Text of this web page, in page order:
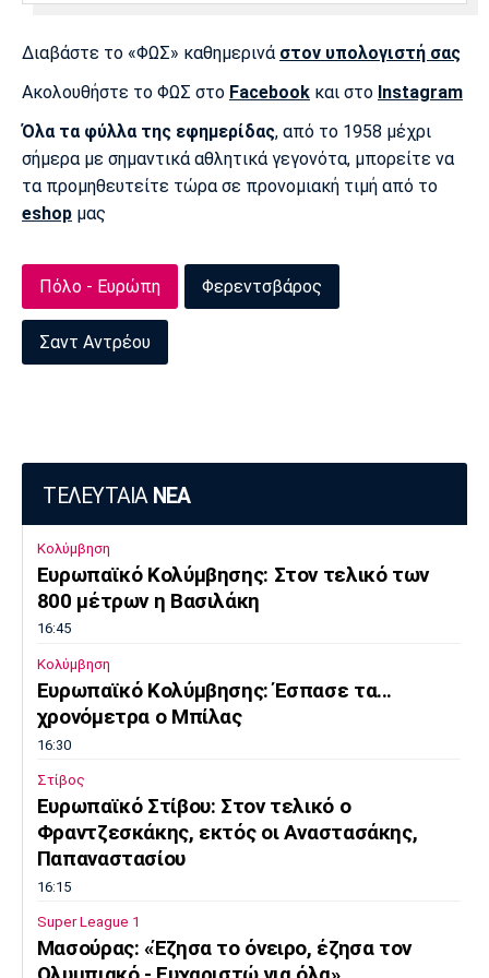
Διαβάστε το «ΦΩΣ» καθημερινά στον υπολογιστή σας
Ακολουθήστε το ΦΩΣ στο Facebook και στο Instagram
Όλα τα φύλλα της εφημερίδας, από το 1958 μέχρι
σήμερα με σημαντικά αθλητικά γεγονότα, μπορείτε να
τα προμηθευτείτε τώρα σε προνομιακή τιμή από το
eshop μας
Πόλο - Ευρώπη Φερεντσβάρος
Σαντ Αντρέου
ΤΕΛΕΥΤΑΙΑ ΝΕΑ
Κολύμβηση
Ευρωπαϊκό Κολύμβησης: Στον τελικό των
800 μέτρων η Βασιλάκη
16:45
Κολύμβηση
Ευρωπαϊκό Κολύμβησης: Έσπασε τα...
χρονόμετρα ο Μπίλας
16:30
Στίβος
Ευρωπαϊκό Στίβου: Στον τελικό ο
Φραντζεσκάκης, εκτός οι Αναστασάκης,
Παπαναστασίου
16:15
Super League 1
Μασούρας: «Έζησα το όνειρο, έζησα τον